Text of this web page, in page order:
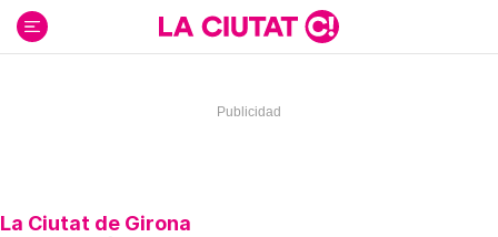
contenido
La Ciutat de Girona